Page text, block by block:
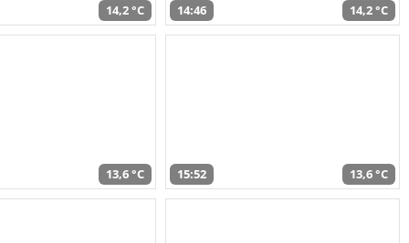
14,2 °C 14:46 14,2 °C
13,6 °C 15:52 13,6 °C